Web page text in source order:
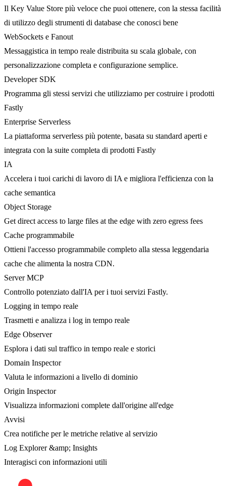
Il Key Value Store più veloce che puoi ottenere, con la stessa facilità
di utilizzo degli strumenti di database che conosci bene
WebSockets e Fanout
Messaggistica in tempo reale distribuita su scala globale, con
personalizzazione completa e configurazione semplice.
Developer SDK
Programma gli stessi servizi che utilizziamo per costruire i prodotti
Fastly
Enterprise Serverless
La piattaforma serverless più potente, basata su standard aperti e
integrata con la suite completa di prodotti Fastly
IA
Accelera i tuoi carichi di lavoro di IA e migliora l'efficienza con la
cache semantica
Object Storage
Get direct access to large files at the edge with zero egress fees
Cache programmabile
Ottieni l'accesso programmabile completo alla stessa leggendaria
cache che alimenta la nostra CDN.
Server MCP
Controllo potenziato dall'IA per i tuoi servizi Fastly.
Logging in tempo reale
Trasmetti e analizza i log in tempo reale
Edge Observer
Esplora i dati sul traffico in tempo reale e storici
Domain Inspector
Valuta le informazioni a livello di dominio
Origin Inspector
Visualizza informazioni complete dall'origine all'edge
Avvisi
Crea notifiche per le metriche relative al servizio
Log Explorer &amp; Insights
Interagisci con informazioni utili